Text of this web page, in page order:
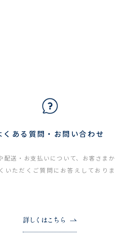
くある質問・お問い合わせ
配送・お支払いについて、お客さまか
いただくご質問にお答えしておりま
詳しくはこちら